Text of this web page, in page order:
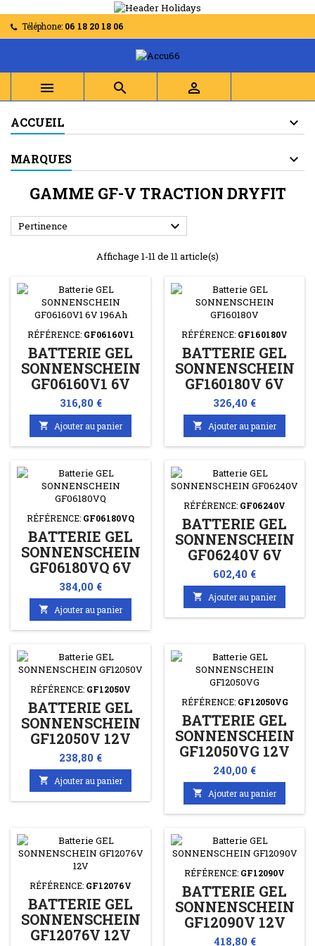
Téléphone: 06 18 20 18 06
  
ACCUEIL
MARQUES
GAMME GF-V TRACTION DRYFIT
Pertinence 
Affichage 1-11 de 11 article(s)
RÉFÉRENCE: GF06160V1
BATTERIE GEL
SONNENSCHEIN
GF06160V1 6V
196AH/C20
160AH/C5
Prix
316,80 €
 Ajouter au panier
RÉFÉRENCE: GF160180V
BATTERIE GEL
SONNENSCHEIN
GF160180V 6V
200AH/C20
180AH/C5
Prix
326,40 €
 Ajouter au panier
RÉFÉRENCE: GF06180VQ
BATTERIE GEL
SONNENSCHEIN
GF06180VQ 6V
200AH/C20
180AH/C5
Prix
384,00 €
 Ajouter au panier
RÉFÉRENCE: GF06240V
BATTERIE GEL
SONNENSCHEIN
GF06240V 6V
270AH/C20
240AH/C5
Prix
602,40 €
 Ajouter au panier
RÉFÉRENCE: GF12050V
BATTERIE GEL
SONNENSCHEIN
GF12050V 12V
55AH/C20
50AH/C5
Prix
238,80 €
 Ajouter au panier
RÉFÉRENCE: GF12050VG
BATTERIE GEL
SONNENSCHEIN
GF12050VG 12V
55AH/C20
50AH/C5
Prix
240,00 €
 Ajouter au panier
RÉFÉRENCE: GF12076V
BATTERIE GEL
SONNENSCHEIN
GF12076V 12V
RÉFÉRENCE: GF12090V
BATTERIE GEL
SONNENSCHEIN
GF12090V 12V
98AH/C20
Prix
418,80 €